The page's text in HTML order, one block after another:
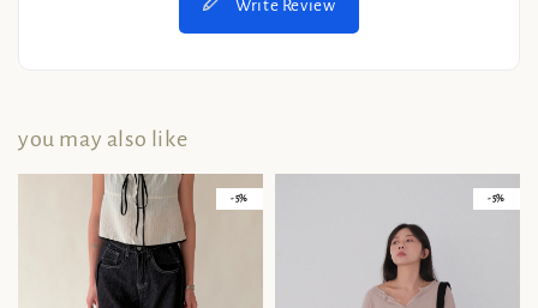
Write Review
you may also like
- 5% - 5%